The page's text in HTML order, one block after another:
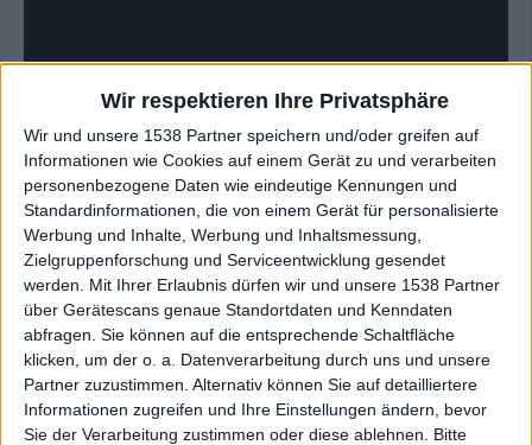
Wir respektieren Ihre Privatsphäre
Wir und unsere 1538 Partner speichern und/oder greifen auf
Informationen wie Cookies auf einem Gerät zu und verarbeiten
personenbezogene Daten wie eindeutige Kennungen und
Standardinformationen, die von einem Gerät für personalisierte
Werbung und Inhalte, Werbung und Inhaltsmessung,
Zielgruppenforschung und Serviceentwicklung gesendet
werden.
Mit Ihrer Erlaubnis dürfen wir und unsere 1538 Partner
über Gerätescans genaue Standortdaten und Kenndaten
abfragen. Sie können auf die entsprechende Schaltfläche
klicken, um der o. a. Datenverarbeitung durch uns und unsere
Partner zuzustimmen. Alternativ können Sie auf detailliertere
Informationen zugreifen und Ihre Einstellungen ändern, bevor
Sie der Verarbeitung zustimmen oder diese ablehnen.
Bitte
Zur Startseite
Alana Vandekerkhof
Heavy Metal Maniac! :)